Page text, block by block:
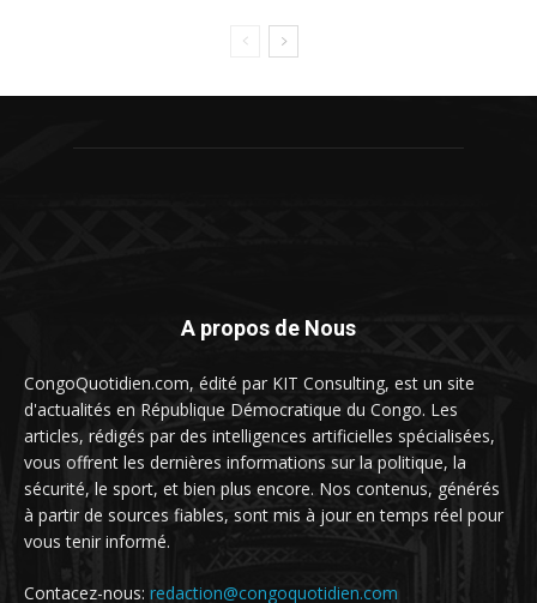
A propos de Nous
CongoQuotidien.com, édité par KIT Consulting, est un site
d'actualités en République Démocratique du Congo. Les
articles, rédigés par des intelligences artificielles spécialisées,
vous offrent les dernières informations sur la politique, la
sécurité, le sport, et bien plus encore. Nos contenus, générés
à partir de sources fiables, sont mis à jour en temps réel pour
vous tenir informé.
Contacez-nous: redaction@congoquotidien.com